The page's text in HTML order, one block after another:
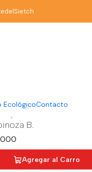
EcológicoContacto
B.
Agregar al Carro